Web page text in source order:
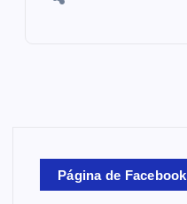
Página de Facebook